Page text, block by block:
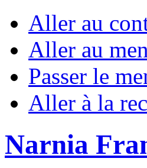
Aller au
Aller au
Passer le
Aller à la
Narnia